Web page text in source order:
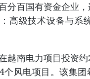
分百国有资金企业
高级技术设备与系
越南电力项目投资
个风电项目。该集团